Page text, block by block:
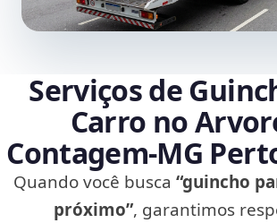
Serviços de
Carro no
Contagem‑MG
Quando você busca “guincho
próximo”, garantimos